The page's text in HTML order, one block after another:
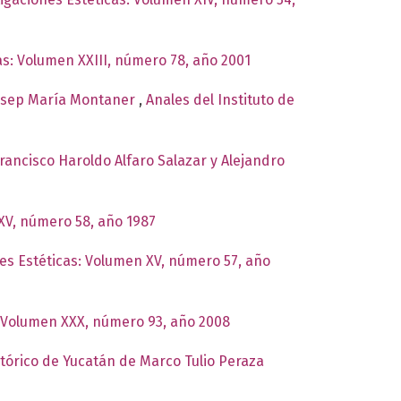
Volumen XXIII, número 78, año 2001
María Montaner , Anales del Instituto de
Haroldo Alfaro Salazar y Alejandro
número 58, año 1987
Estéticas: Volumen XV, número 57, año
XXX, número 93, año 2008
de Yucatán de Marco Tulio Peraza